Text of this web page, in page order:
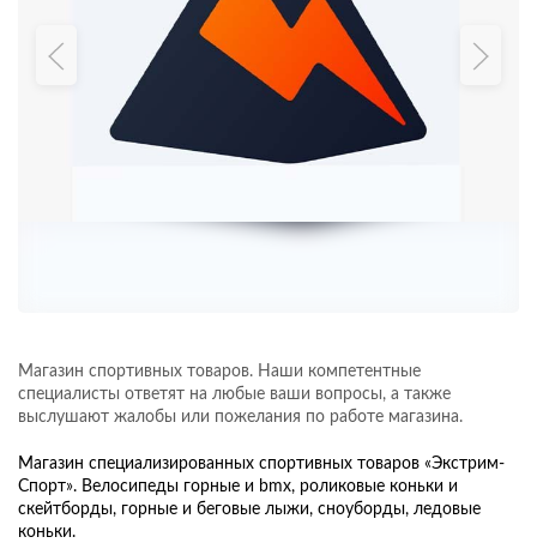
Магазин спортивных товаров. Наши компетентные
специалисты ответят на любые ваши вопросы, а также
выслушают жалобы или пожелания по работе магазина.
Магазин специализированных спортивных товаров «Экстрим-
Спорт». Велосипеды горные и bmx, роликовые коньки и
скейтборды, горные и беговые лыжи, сноуборды, ледовые
коньки.